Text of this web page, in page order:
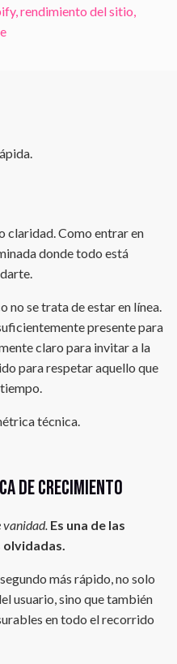
,rendimiento del sitio,
claridad. Como entrar en
donde todo está
no se trata de estar en línea.
presente para
claro para invitar a la
para respetar aquello que
técnica.
de crecimiento
vanidad. Es una de las
olvidadas.
más rápido, no solo
usuario, sino que también
en todo el recorrido